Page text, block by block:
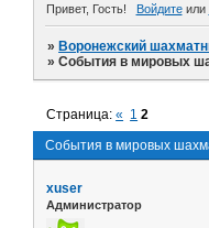
Привет, Гость! Войдитеили
»Воронежский
»События в мировых
События в мировых
Страница:« 1 2
xuser
Администратор